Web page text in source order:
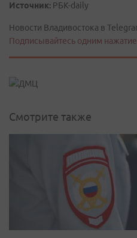
Источник: РБК-daily
Новости Владивостока в
Подписывайтесь одним
Смотрите также